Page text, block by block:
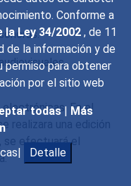
Conforme a
la Ley 34/2002 , de 11
de la información y de
permiso para obtener
por el sitio web
todas| Más
Detalle
En el
realizara una edición
se efectuará el